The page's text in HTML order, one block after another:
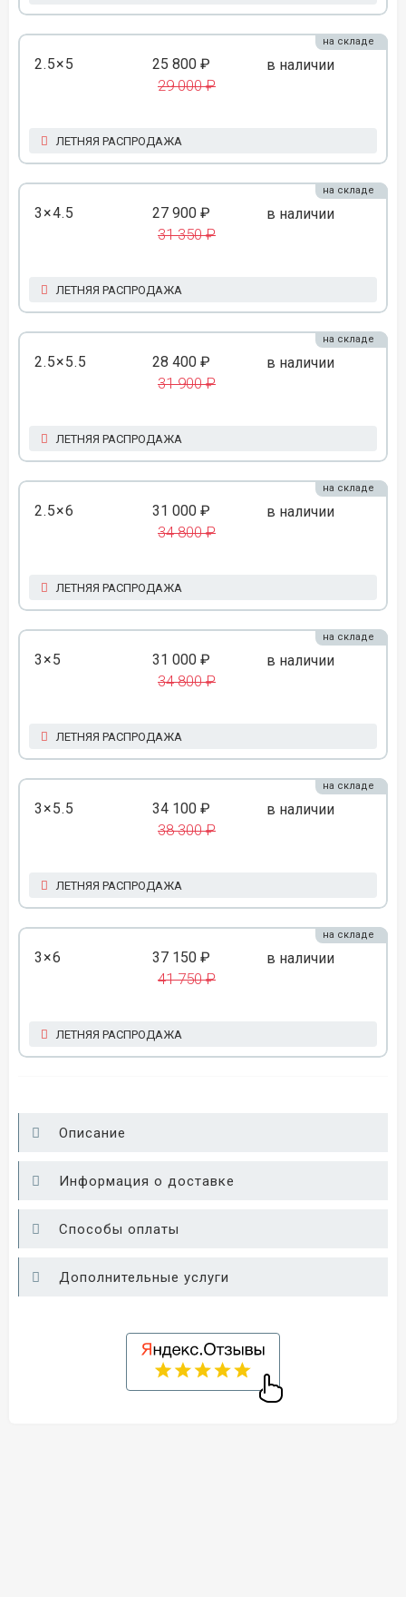
2.5×5 25 800 ₽
29 000 ₽
в наличии
на складе
ЛЕТНЯЯ РАСПРОДАЖА
3×4.5 27 900 ₽
31 350 ₽
в наличии
на складе
ЛЕТНЯЯ РАСПРОДАЖА
2.5×5.5 28 400 ₽
31 900 ₽
в наличии
на складе
ЛЕТНЯЯ РАСПРОДАЖА
2.5×6 31 000 ₽
34 800 ₽
в наличии
на складе
ЛЕТНЯЯ РАСПРОДАЖА
3×5 31 000 ₽
34 800 ₽
в наличии
на складе
ЛЕТНЯЯ РАСПРОДАЖА
3×5.5 34 100 ₽
38 300 ₽
в наличии
на складе
ЛЕТНЯЯ РАСПРОДАЖА
3×6 37 150 ₽
41 750 ₽
в наличии
на складе
ЛЕТНЯЯ РАСПРОДАЖА
Описание
Информация о доставке
Способы оплаты
Дополнительные услуги